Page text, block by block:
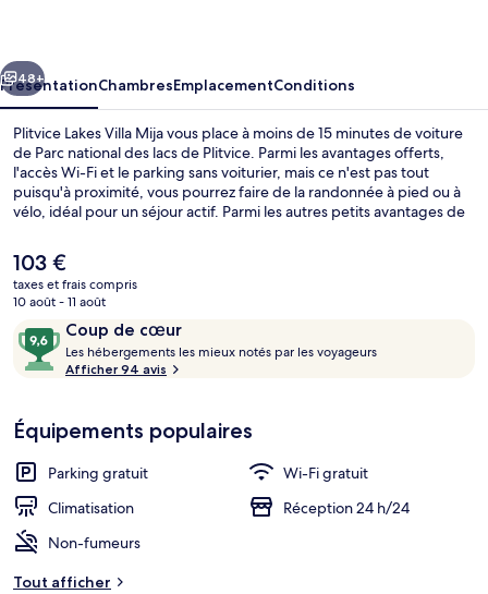
Suivant
48+
PrésentationChambresEmplacementConditions
Plitvice Lakes Villa Mija vous place à moins de 15 minutes de voiture
de Parc national des lacs de Plitvice. Parmi les avantages offerts,
l'accès Wi-Fi et le parking sans voiturier, mais ce n'est pas tout
puisqu'à proximité, vous pourrez faire de la randonnée à pied ou à
vélo, idéal pour un séjour actif. Parmi les autres petits avantages de
Le
prix
actuel
de
103 €.
103 €
taxes et frais compris
10 août - 11 août
Avis
voyageurs
Coup de cœur
9,6
sur
10,
cœur
Les hébergements les mieux notés par les voyageurs
r
Afficher 94 avis
Équipements populaires
Parking gratuit
Wi-Fi gratuit
Climatisation
Réception 24 h/24
Non-fumeurs
Tout afficher